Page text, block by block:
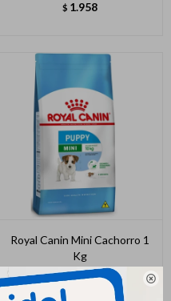

$ 1.958
Royal Canin Mini Cachorro 1
Kg
$ 1.133